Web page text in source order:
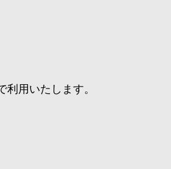
用いたします。